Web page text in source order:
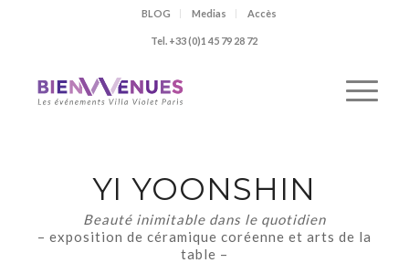
BLOG Medias Accès
Tel. +33 (0)1 45 79 28 72
YI YOONSHIN
Beauté inimitable dans le quotidien
– exposition de céramique coréenne et arts de la
table –